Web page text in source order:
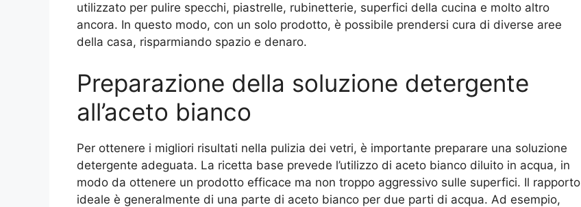
utilizzato per pulire specchi, piastrelle, rubinetterie, superfici della cucina e molto altro
ancora. In questo modo, con un solo prodotto, è possibile prendersi cura di diverse aree
della casa, risparmiando spazio e denaro.
Preparazione della soluzione detergente
all’aceto bianco
Per ottenere i migliori risultati nella pulizia dei vetri, è importante preparare una soluzione
detergente adeguata. La ricetta base prevede l’utilizzo di aceto bianco diluito in acqua, in
modo da ottenere un prodotto efficace ma non troppo aggressivo sulle superfici. Il rapporto
ideale è generalmente di una parte di aceto bianco per due parti di acqua. Ad esempio,